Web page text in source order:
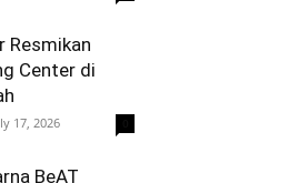
Resmikan
Center di
17, 2026
BeAT